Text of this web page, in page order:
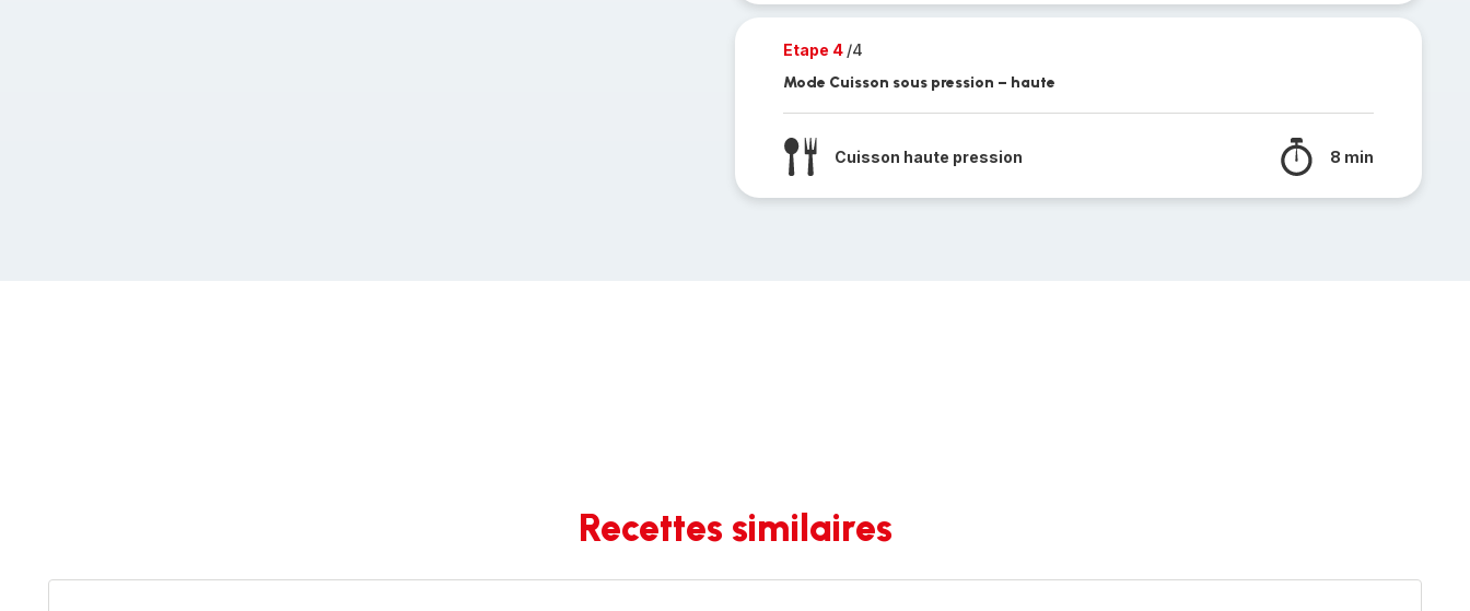
Etape 4 /4
Mode Cuisson sous pression – haute
Cuisson haute pression 8 min
Recettes similaires